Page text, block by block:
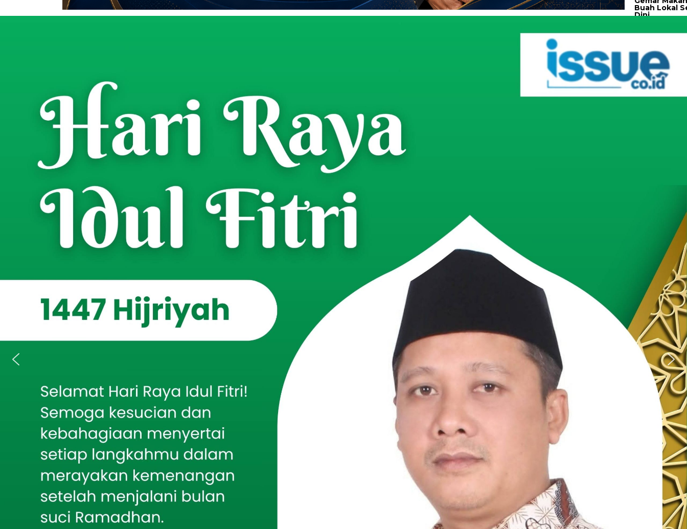
Buah Lokal
Dini
Pagagan
Risman Jaya
- Wartawan
Senin, 13 April 2026
ISSUE.CO.ID,PAMEKASAN – Babinsa Koramil 0826-06/Pademawu
Pagagan, Serda Edi Suswanto melaksanakan kegiatan komunikasi sosial
(komsos) sekaligus pendampingan ketahanan pangan dengan membantu
warga menanam bibit jagung di wilayah binaannya. Kegiatan tersebut
dilakukan di lahan milik Nurul, seorang petani yang berada di Dusun Bong,
Desa Pagagan, Kecamatan Pademawu, Kabupaten Pamekasan.
Berita Terkait
Menu Pentol Bakar
Disambut Antusias,
Makan Bergizi Gratis
Kembali Hadir di
Sekolah
SPPG Sukowono Sajikan
Menu Bergizi Lengkap,
Siswa SD Sukowono